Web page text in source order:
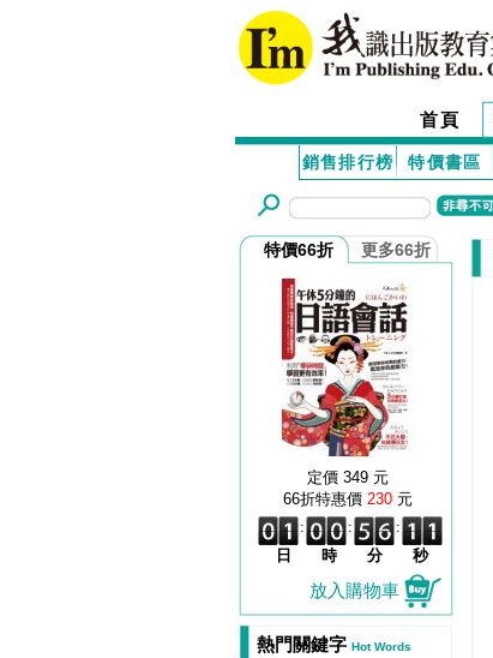
首頁
銷售排行榜 特價書區
特價66折 更多66折
定價 349 元
66折特惠價 230 元
:
:
:
日
時 分 秒
放入購物車
熱門關鍵字 Hot Words